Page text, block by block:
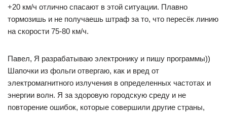
+20 км/ч отлично спасают в этой ситуации. Плавно
тормозишь и не получаешь штраф за то, что пересёк линию
на скорости 75-80 км/ч.
Павел, Я разрабатываю электронику и пишу программы))
Шапочки из фольги отвергаю, как и вред от
электромагнитного излучения в определенных частотах и
энергии волн. Я за здоровую городскую среду и не
повторение ошибок, которые совершили другие страны,